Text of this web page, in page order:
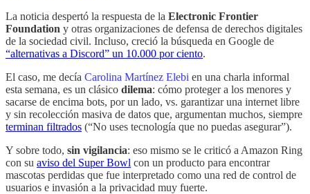
La noticia despertó la respuesta de la Electronic Frontier
Foundation y otras organizaciones de defensa de derechos digitales
de la sociedad civil. Incluso, creció la búsqueda en Google de
“alternativas a Discord” un 10.000 por ciento.
El caso, me decía Carolina Martínez Elebi en una charla informal
esta semana, es un clásico dilema: cómo proteger a los menores y
sacarse de encima bots, por un lado, vs. garantizar una internet libre
y sin recolección masiva de datos que, argumentan muchos, siempre
terminan filtrados (“No uses tecnología que no puedas asegurar”).
Y sobre todo, sin vigilancia: eso mismo se le criticó a Amazon Ring
con su aviso del Super Bowl con un producto para encontrar
mascotas perdidas que fue interpretado como una red de control de
usuarios e invasión a la privacidad muy fuerte.